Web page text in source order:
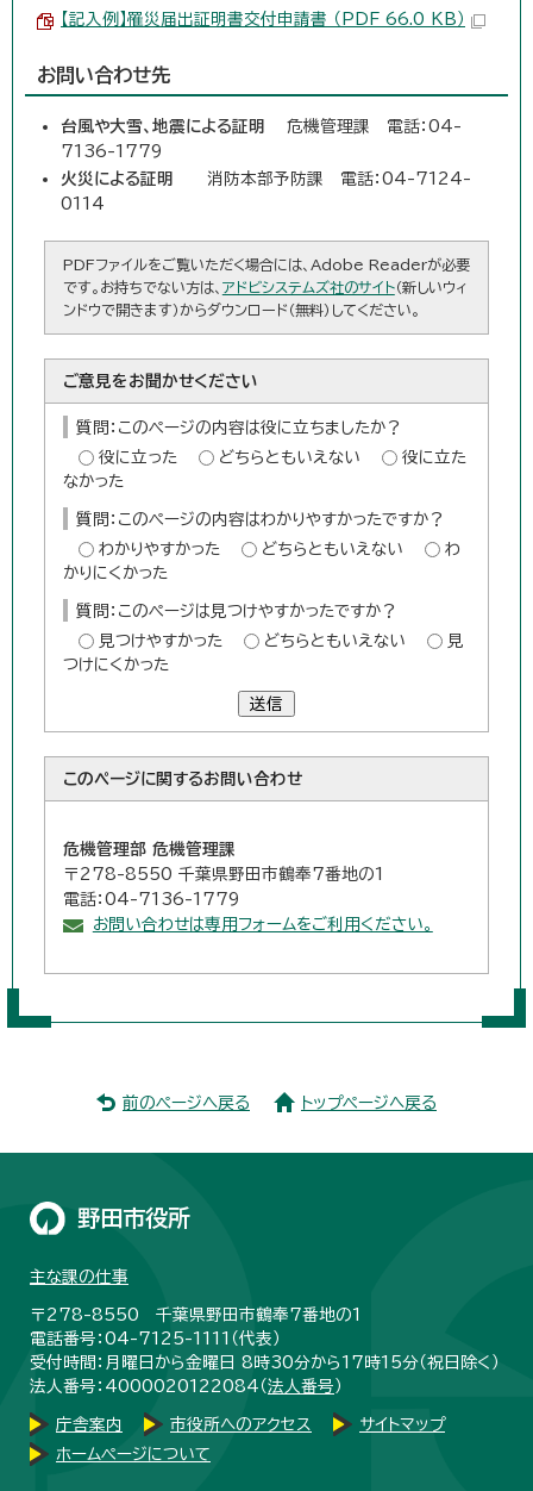
【記入例】罹災届出証明書交付申請書 （PDF 66.0 KB）
お問い合わせ先
台風や大雪、地震による証明 危機管理課 電話：04-
7136-1779
火災による証明
消防本部予防課 電話：04-7124-
0114
PDFファイルをご覧いただく場合には、Adobe Readerが必要
です。お持ちでない方は、 アドビシステムズ社のサイト（新しいウィ
ンドウで開きます）からダウンロード（無料）してください。
ご意見をお聞かせください
質問：このページの内容は役に立ちましたか？
役に立った
どちらともいえない
役に立た
なかった
質問：このページの内容はわかりやすかったですか？
わかりやすかった
どちらともいえない
わ
かりにくかった
質問：このページは見つけやすかったですか？
見つけやすかった
どちらともいえない
見
つけにくかった
送信
このページに関するお問い合わせ
危機管理部 危機管理課
〒278-8550 千葉県野田市鶴奉7番地の1
電話：04-7136-1779
お問い合わせは専用フォームをご利用ください。
前のページへ戻る トップページへ戻る
野田市役所
主な課の仕事
〒278-8550 千葉県野田市鶴奉7番地の1
電話番号：04-7125-1111（代表）
受付時間：月曜日から金曜日 8時30分から17時15分（祝日除く）
法人番号：4000020122084（法人番号 ）
庁舎案内 市役所へのアクセス
サイトマップ
ホームページについて